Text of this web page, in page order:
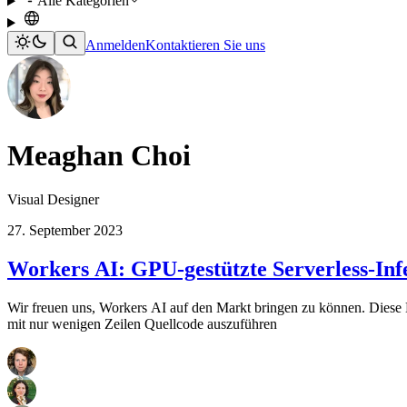
AnmeldenKontaktieren Sie uns
Meaghan Choi
Visual Designer
27. September 2023
Workers AI: GPU-gestützte Serverless-
Wir freuen uns, Workers AI auf den Markt bringen zu können.
mit nur wenigen Zeilen Quellcode auszuführen